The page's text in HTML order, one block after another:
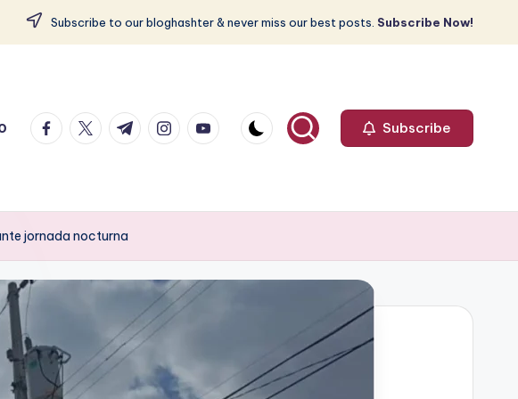
Subscribe to our bloghashter & never miss our best posts. Subscribe Now!
facebook.com
twitter.com
t.me instagram.com
youtube.com Subscribe
jornada nocturna